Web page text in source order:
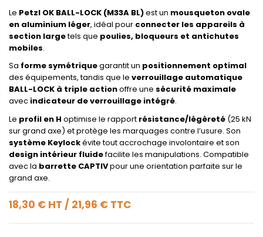
Le Petzl OK BALL-LOCK (M33A BL)est un mousqueton ovale
en aluminium léger, idéal pour connecter les appareils à
section largetels que poulies, bloqueurs et antichutes
mobiles.
Sa forme symétriquegarantit un positionnement optimal
des équipements, tandis que le verrouillage automatique
BALL-LOCK à triple actionoffre une sécurité maximale
avec indicateur de verrouillage intégré.
Le profil en H optimise le rapport résistance/légèreté (25 kN
sur grand axe) et protège les marquages contre l’usure. Son
système Keylockévite tout accrochage involontaire et son
design intérieur fluidefacilite les manipulations. Compatible
avec la barrette CAPTIVpour une orientation parfaite sur le
grand axe.
18,30 € HT / 21,96 € TTC